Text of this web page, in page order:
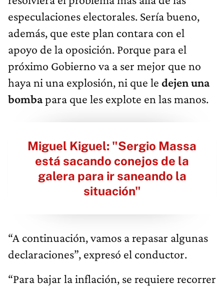
especulaciones electorales. Sería bueno,
además, que este plan contara con el
apoyo de la oposición. Porque para el
próximo Gobierno va a ser mejor que no
haya ni una explosión, ni que le dejen una
bombapara que les explote en las manos.
Miguel Kiguel: "Sergio Massa
está sacando conejos de la
galera para ir saneando la
situación"
“A continuación, vamos a repasar algunas
declaraciones”, expresó el conductor.
“Para bajar la inflación, se requiere recorrer